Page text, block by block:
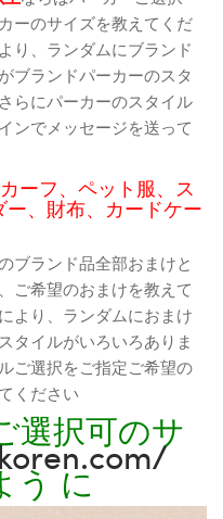
ーのサイズを教えてくだ
り、ランダムにブランド
ブランドパーカーのスタ
らにパーカーのスタイル
ンでメッセージを送って
ーフ、ペット服、ス
、財布、カードケー
ブランド品全部おまけと
ご希望のおまけを教えて
より、ランダムにおまけ
タイルがいろいろありま
ご選択をご指定ご希望の
ください
選択可のサ
う に